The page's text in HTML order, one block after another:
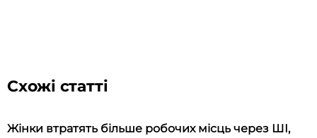
Схожі статті
Жінки втратять більше робочих місць через ШІ,